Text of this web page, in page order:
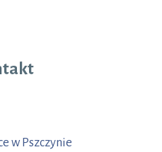
w Pszczynie